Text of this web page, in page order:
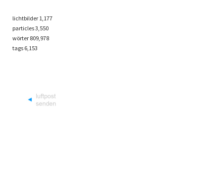
lichtbilder 1,177
particles3,550
wörter 809,978
tags 6,153